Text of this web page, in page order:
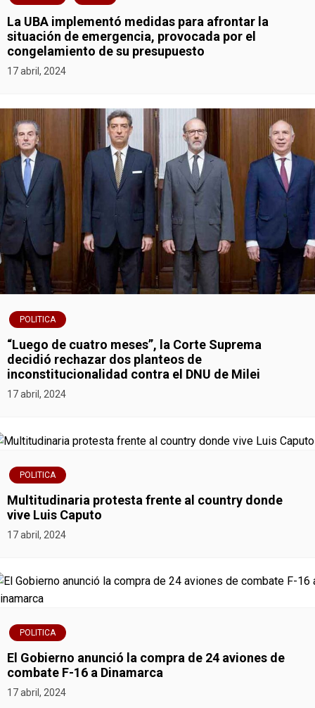
La UBA implementó medidas para afrontar la
situación de emergencia, provocada por el
congelamiento de su presupuesto
17 abril, 2024
POLITICA
“Luego de cuatro meses”, la Corte Suprema
decidió rechazar dos planteos de
inconstitucionalidad contra el DNU de Milei
17 abril, 2024
POLITICA
Multitudinaria protesta frente al country donde
vive Luis Caputo
17 abril, 2024
POLITICA
El Gobierno anunció la compra de 24 aviones de
combate F-16 a Dinamarca
17 abril, 2024